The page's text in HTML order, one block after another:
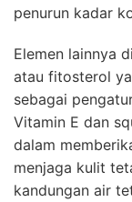
penurun kadar
Elemen lainnya
atau fitosterol
sebagai
Vitamin E dan
dalam
menjaga kulit
kandungan air